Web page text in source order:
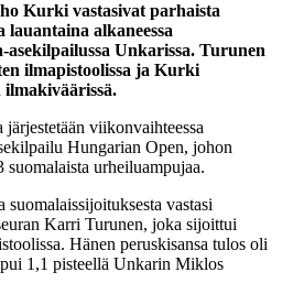
Kurki vastasivat parhaista
lauantaina alkaneessa
asekilpailussa Unkarissa. Turunen
ilmapistoolissa ja Kurki
ilmakiväärissä.
viikonvaihteessa
Hungarian Open, johon
urheiluampujaa.
suomalaissijoituksesta vastasi
Karri Turunen, joka sijoittui
Hänen peruskisansa tulos oli
1,1 pisteellä Unkarin Miklos